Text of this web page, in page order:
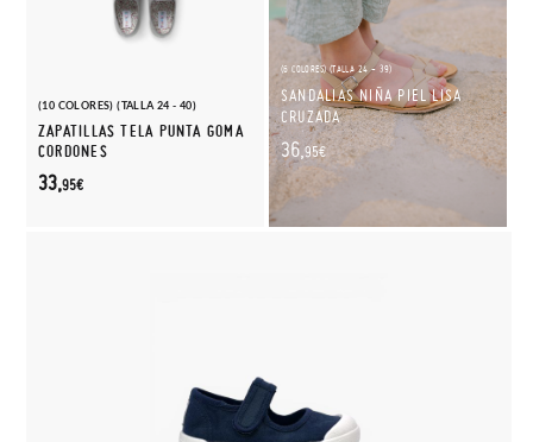
(10 COLORES) (TALLA 24 - 40)
ZAPATILLAS TELA PUNTA GOMA
CORDONES
33,95€
(6 COLORES) (TALLA 24 - 39)
SANDALIAS NIÑA PIEL LISA
CRUZADA
36, 95€